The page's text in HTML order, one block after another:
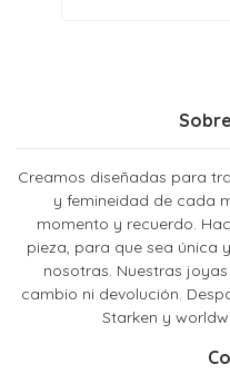
Creamos diseñadas para
y femineidad de cada
momento y recuerdo.
pieza, para que sea única
nosotras. Nuestras
cambio ni devolución.
Starken y